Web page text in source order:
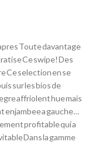
Toute davantage
Ce swipe! Des
Ce selection en se
sur les bios de
affriolent hue mais
enjambee a gauche…
profitable qui a
Dans la gamme